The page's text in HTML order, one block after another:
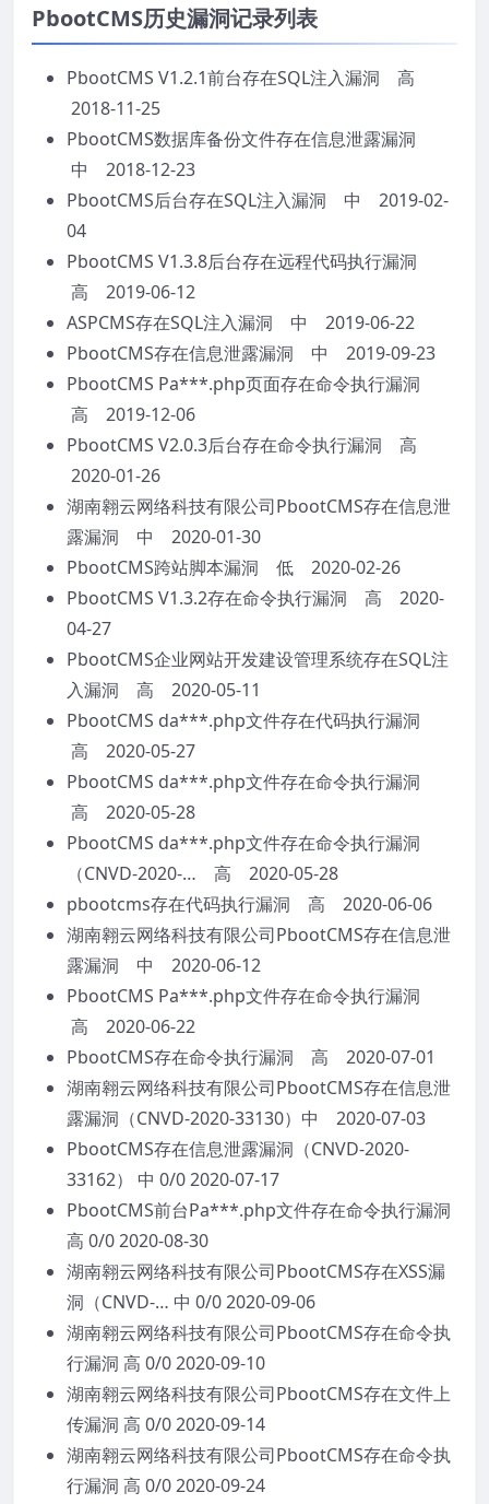
PbootCMS历史漏洞记录列表
PbootCMS V1.2.1前台存在SQL注入漏洞 高
2018-11-25
PbootCMS数据库备份文件存在信息泄露漏洞
中 2018-12-23
PbootCMS后台存在SQL注入漏洞 中 2019-02-
04
PbootCMS V1.3.8后台存在远程代码执行漏洞
高 2019-06-12
ASPCMS存在SQL注入漏洞 中 2019-06-22
PbootCMS存在信息泄露漏洞 中 2019-09-23
PbootCMS Pa***.php页面存在命令执行漏洞
高 2019-12-06
PbootCMS V2.0.3后台存在命令执行漏洞 高
2020-01-26
湖南翱云网络科技有限公司PbootCMS存在信息泄
露漏洞 中 2020-01-30
PbootCMS跨站脚本漏洞 低 2020-02-26
PbootCMS V1.3.2存在命令执行漏洞 高 2020-
04-27
PbootCMS企业网站开发建设管理系统存在SQL注
入漏洞 高 2020-05-11
PbootCMS da***.php文件存在代码执行漏洞
高 2020-05-27
PbootCMS da***.php文件存在命令执行漏洞
高 2020-05-28
PbootCMS da***.php文件存在命令执行漏洞
（CNVD-2020-… 高 2020-05-28
pbootcms存在代码执行漏洞 高 2020-06-06
湖南翱云网络科技有限公司PbootCMS存在信息泄
露漏洞 中 2020-06-12
PbootCMS Pa***.php文件存在命令执行漏洞
高 2020-06-22
PbootCMS存在命令执行漏洞 高 2020-07-01
湖南翱云网络科技有限公司PbootCMS存在信息泄
露漏洞（CNVD-2020-33130）中 2020-07-03
PbootCMS存在信息泄露漏洞（CNVD-2020-
33162） 中 0/0 2020-07-17
PbootCMS前台Pa***.php文件存在命令执行漏洞
高 0/0 2020-08-30
湖南翱云网络科技有限公司PbootCMS存在XSS漏
洞（CNVD-… 中 0/0 2020-09-06
湖南翱云网络科技有限公司PbootCMS存在命令执
行漏洞 高 0/0 2020-09-10
湖南翱云网络科技有限公司PbootCMS存在文件上
传漏洞 高 0/0 2020-09-14
湖南翱云网络科技有限公司PbootCMS存在命令执
行漏洞 高 0/0 2020-09-24